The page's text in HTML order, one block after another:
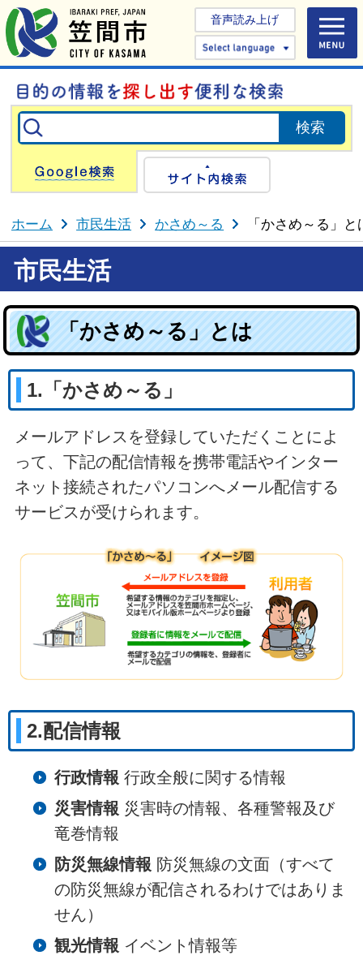
音声読み上げ
Select
Google検索
ホーム 市民生活 かさめ～る 「かさめ～る」と
市民生活
「かさめ～る」とは
1.「かさめ～る」
メールアドレスを登録していただくことによ
って、下記の配信情報を携帯電話やインター
ネット接続されたパソコンへメール配信する
サービスが受けられます。
2.配信情報
行政情報 行政全般に関する情報
災害情報 災害時の情報、各種警報及び
竜巻情報
防災無線情報 防災無線の文面（すべて
の防災無線が配信されるわけではありま
せん）
観光情報 イベント情報等